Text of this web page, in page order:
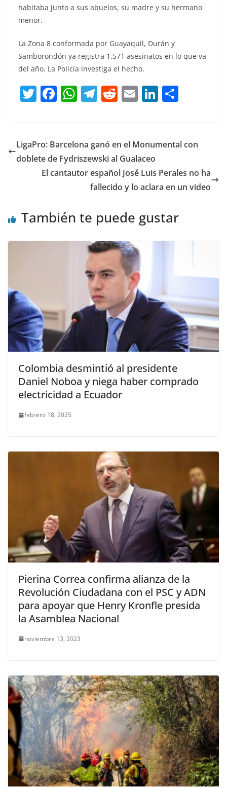
habitaba junto a sus abuelos, su madre y su hermano
menor.
La Zona 8 conformada por Guayaquil, Durán y
Samborondón ya registra 1.571 asesinatos en lo que va
del año. La Policía investiga el hecho.
T
er
F
e
b
o
k
W
s
A
p
T
gr
a
m
R
di
t
E
l
Li
e
n
p
tir
LigaPro: Barcelona ganó en el Monumental con
doblete de Fydriszewski al Gualaceo
El cantautor español José Luis Perales no ha
fallecido y lo aclara en un video
También te puede gustar
Colombia desmintió al presidente
Daniel Noboa y niega haber comprado
electricidad a Ecuador
febrero 18, 2025
Pierina Correa confirma alianza de la
Revolución Ciudadana con el PSC y ADN
para apoyar que Henry Kronfle presida
la Asamblea Nacional
noviembre 13, 2023